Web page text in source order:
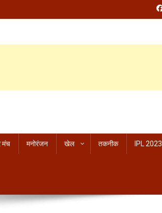
मंच मनोरंजन खेल तकनीक IPL 2023